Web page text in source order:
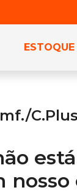
ESTOQUE
nosso